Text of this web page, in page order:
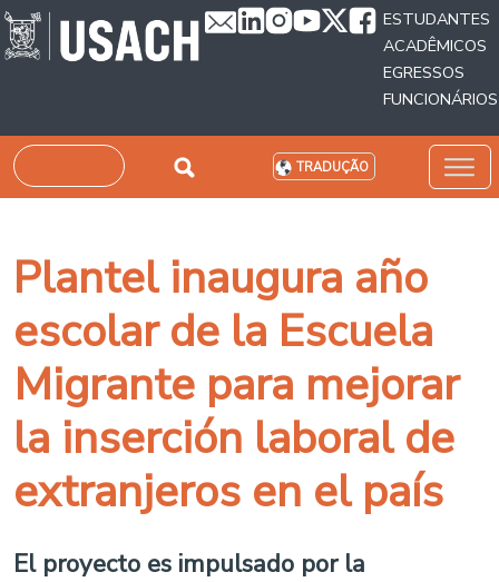
Passar para o conteúdo principal
ESTUDANTES
ACADÊMICOS
EGRESSOS
FUNCIONÁRIOS
Pesquisar TRADUÇÃO
Plantel inaugura año
escolar de la Escuela
Migrante para mejorar
la inserción laboral de
extranjeros en el país
El proyecto es impulsado por la